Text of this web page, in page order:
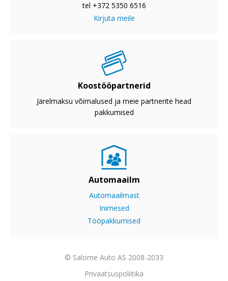
tel +372 5350 6516
Kirjuta meile
Koostööpartnerid
Järelmaksu võimalused ja meie partnerite head
pakkumised
Automaailm
Automaailmast
Inimesed
Tööpakkumised
© Salome Auto AS 2008-2033
Privaatsuspoliitika